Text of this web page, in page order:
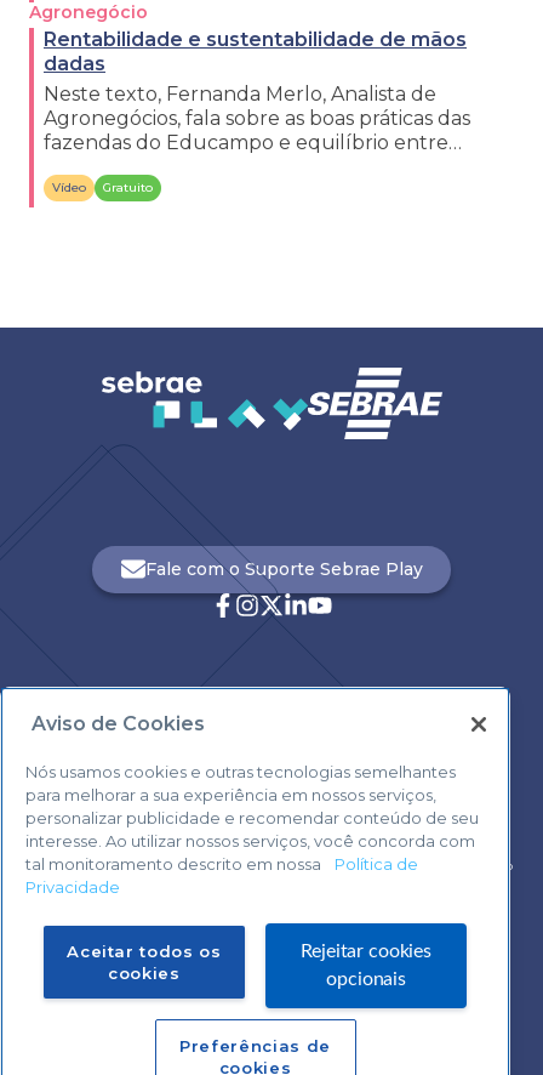
Agronegócio
Rentabilidade e sustentabilidade de mãos
dadas
Neste texto, Fernanda Merlo, Analista de
Agronegócios, fala sobre as boas práticas das
fazendas do Educampo e equilíbrio entre
Vídeo Gratuito
0800 570 0800
Fale com o Suporte Sebrae Play
Voltar ao topo
Central de Atendimento:
Aviso de Cookies
Nós usamos cookies e outras tecnologias semelhantes
para melhorar a sua experiência em nossos serviços,
personalizar publicidade e recomendar conteúdo de seu
interesse. Ao utilizar nossos serviços, você concorda com
tal monitoramento descrito em nossa
Política de
Privacidade
Aceitar todos os
cookies
Rejeitar cookies
opcionais
Preferências de
cookies